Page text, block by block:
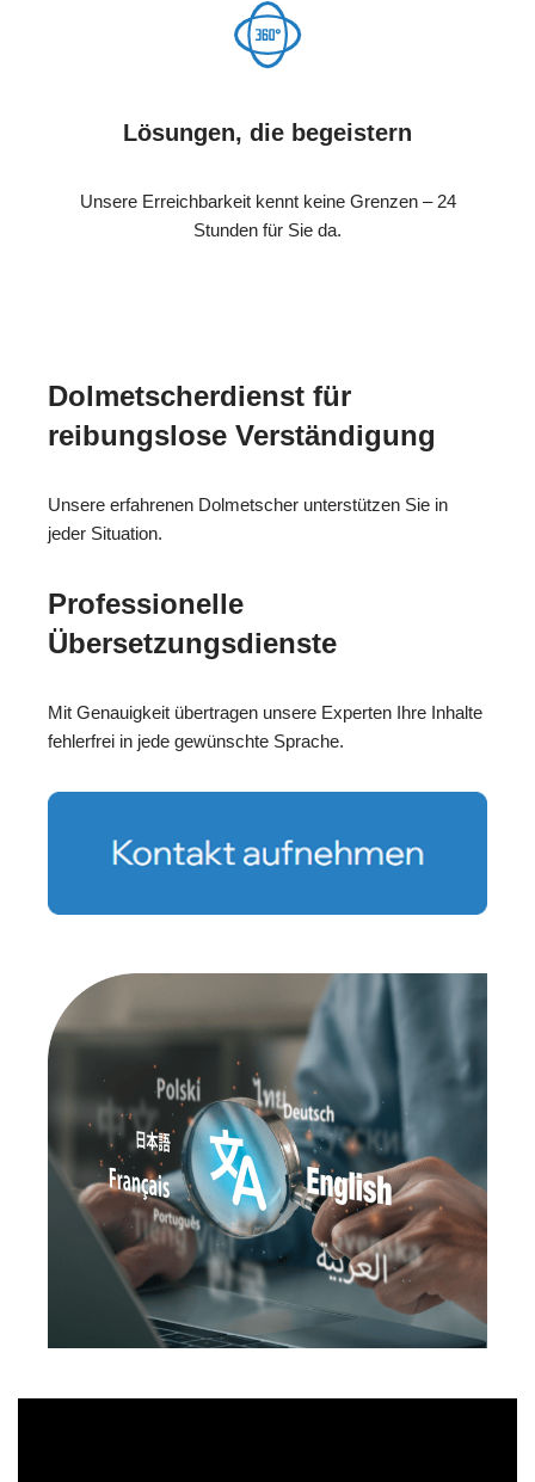
Lösungen, die begeistern
Unsere Erreichbarkeit kennt keine Grenzen – 24
Stunden für Sie da.
Dolmetscherdienst für
reibungslose Verständigung
Unsere erfahrenen Dolmetscher unterstützen Sie in
jeder Situation.
Professionelle
Übersetzungsdienste
Mit Genauigkeit übertragen unsere Experten Ihre Inhalte
fehlerfrei in jede gewünschte Sprache.